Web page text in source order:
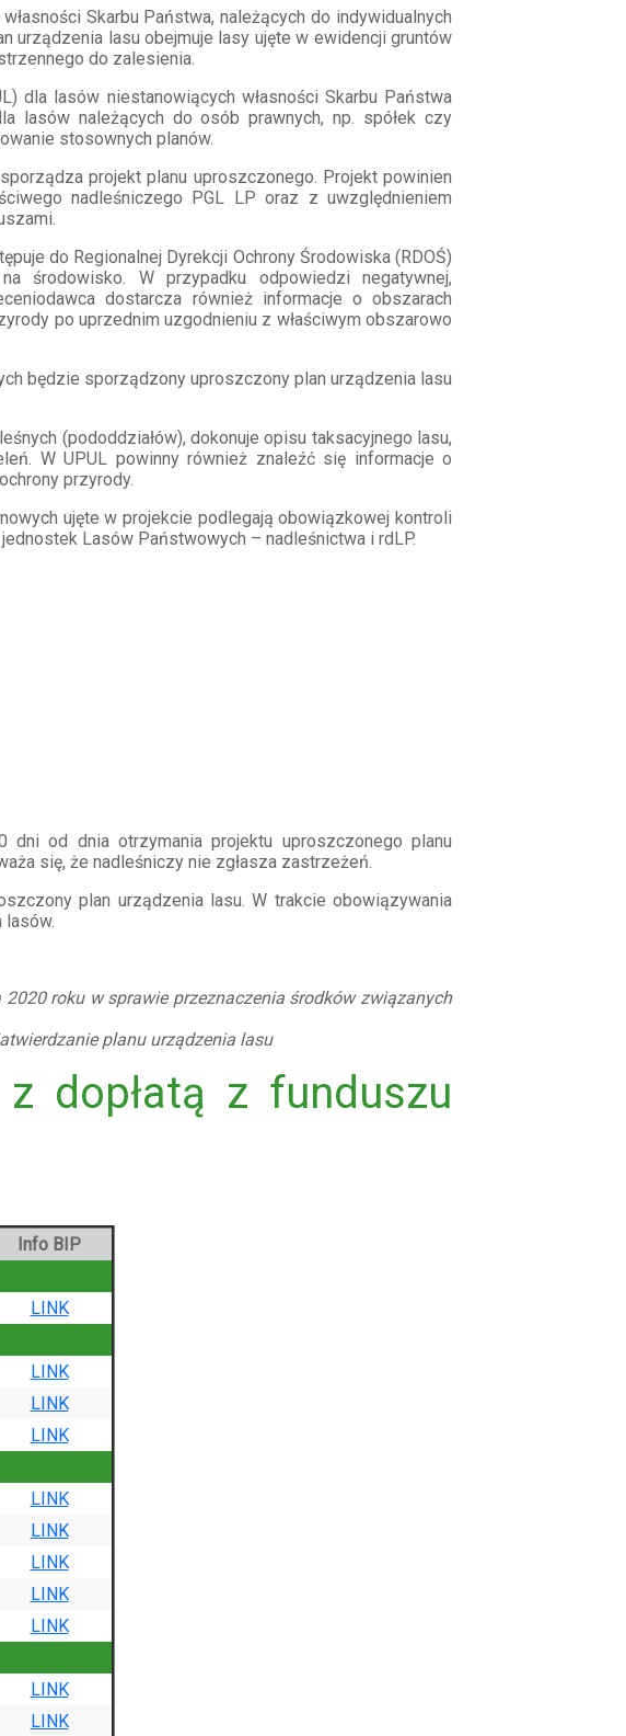
Skarbu Państwa, należących do indywidualnych
urządzenia lasu obejmuje lasy ujęte w ewidencji gruntów
do zalesienia.
dla lasów niestanowiących własności Skarbu Państwa
lasów należących do osób prawnych, np. spółek czy
stosownych planów.
projekt planu uproszczonego. Projekt powinien
nadleśniczego PGL LP oraz z uwzględnieniem
do Regionalnej Dyrekcji Ochrony Środowiska (RDOŚ)
środowisko. W przypadku odpowiedzi negatywnej,
dostarcza również informacje o obszarach
po uprzednim uzgodnieniu z właściwym obszarowo
będzie sporządzony uproszczony plan urządzenia lasu
(pododdziałów), dokonuje opisu taksacyjnego lasu,
W UPUL powinny również znaleźć się informacje o
przyrody.
ujęte w projekcie podlegają obowiązkowej kontroli
Lasów Państwowych – nadleśnictwa i rdLP.
dni od dnia otrzymania projektu uproszczonego planu
się, że nadleśniczy nie zgłasza zastrzeżeń.
plan urządzenia lasu. W trakcie obowiązywania
lasów.
roku w sprawie przeznaczenia środków związanych
planu urządzenia lasu
dopłatą z funduszu
Info BIP
LINK
LINK
LINK
LINK
LINK
LINK
LINK
LINK
LINK
LINK
LINK